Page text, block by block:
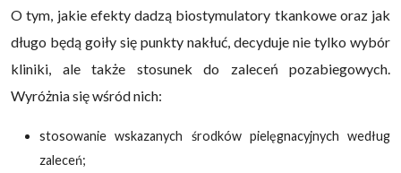
O tym, jakie efekty dadzą biostymulatory tkankowe oraz jak
długo będą goiły się punkty nakłuć, decyduje nie tylko wybór
kliniki, ale także stosunek do zaleceń pozabiegowych.
Wyróżnia się wśród nich:
stosowanie wskazanych środków pielęgnacyjnych według
zaleceń;